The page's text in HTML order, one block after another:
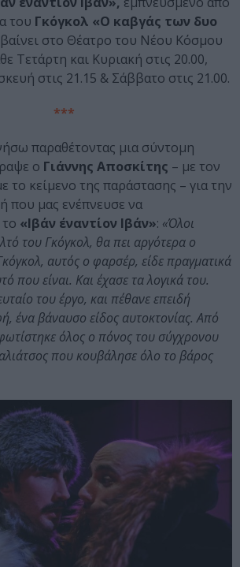
του Γκόγκολ «Ο καβγάς των δυο
στο Θέατρο του Νέου Κόσμου
Τετάρτη και Κυριακή στις 20.00,
στις 21.15 & Σάββατο στις 21.00.
***
παραθέτοντας μια σύντομη
ο Γιάννης Αποσκίτης – με τον
το κείμενο της παράστασης – για την
που μας ενέπνευσε να
«Ιβάν έναντίον Ιβάν»: «Όλοι
του Γκόγκολ, θα πει αργότερα ο
αυτός ο φαρσέρ, είδε πραγματικά
που είναι. Και έχασε τα λογικά του.
του έργο, και πέθανε επειδή
ένα βάναυσο είδος αυτοκτονίας. Από
όλος ο πόνος του σύγχρονου
που κουβάλησε όλο το βάρος